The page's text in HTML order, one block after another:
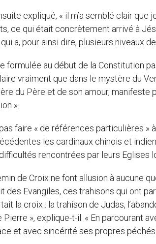
expliqué, « il m’a semblé clair que
ce qui était concrètement arrivé à
a, pour ainsi dire, plusieurs niveaux
formulée au début de la Constitution
vraiment que dans le mystère du
du Père et de son amour, manifeste
».
faire « de références particulières »
les cardinaux chinois et
rencontrées par leurs Eglises
de Croix ne font allusion à aucune
Evangiles, ces trahisons qui ont
la croix : la trahison de Judas,
», explique-t-il. « En parcourant
et avec sincérité ses propres péchés